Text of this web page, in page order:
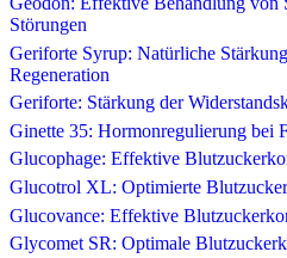
Störungen
Geriforte Syrup: Natürliche
Regeneration
Geriforte: Stärkung der
Ginette 35: Hormonregulierung bei
Glucophage: Effektive
Glucotrol XL: Optimierte
Glucovance: Effektive
Glycomet SR: Optimale